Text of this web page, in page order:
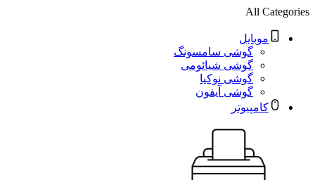
All Categories
موبایل
گوشی سامسونگ
گوشی شیائومی
گوشی نوکیا
گوشی آیفون
کامپیوتر